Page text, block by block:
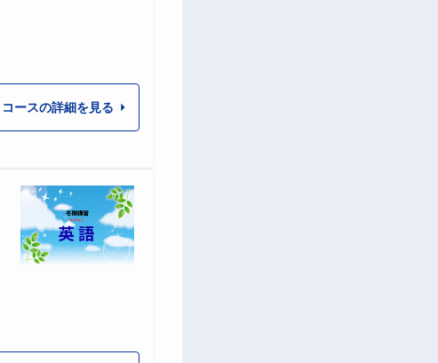
コースの詳細を見る